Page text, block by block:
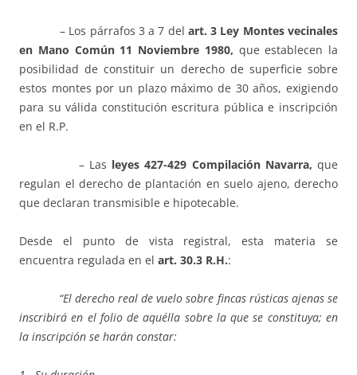
– Los párrafos 3 a 7 del art. 3 Ley Montes vecinales
en Mano Común 11 Noviembre 1980, que establecen la
posibilidad de constituir un derecho de superficie sobre
estos montes por un plazo máximo de 30 años, exigiendo
para su válida constitución escritura pública e inscripción
en el R.P.
– Las leyes 427-429 Compilación Navarra,que
regulan el derecho de plantación en suelo ajeno, derecho
que declaran transmisible e hipotecable.
Desde el punto de vista registral, esta materia se
encuentra regulada en el art. 30.3 R.H.:
“El derecho real de vuelo sobre fincas rústicas ajenas se
inscribirá en el folio de aquélla sobre la que se constituya; en
la inscripción se harán constar: